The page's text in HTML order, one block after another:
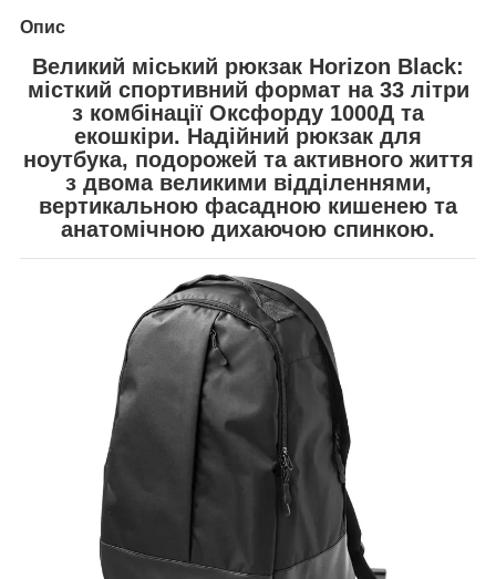
Опис
Великий міський рюкзак Horizon Black:
місткий спортивний формат на 33 літри
з комбінації Оксфорду 1000Д та
екошкіри. Надійний рюкзак для
ноутбука, подорожей та активного життя
з двома великими відділеннями,
вертикальною фасадною кишенею та
анатомічною дихаючою спинкою.